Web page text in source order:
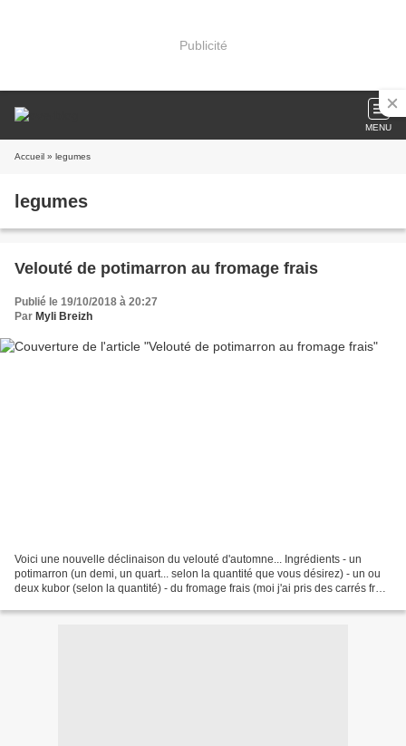
Publicité
MENU
Accueil » legumes
legumes
Velouté de potimarron au fromage frais
Publié le 19/10/2018 à 20:27
Par Myli Breizh
Voici une nouvelle déclinaison du velouté d'automne... Ingrédients - un
potimarron (un demi, un quart... selon la quantité que vous désirez) - un ou
deux kubor (selon la quantité) - du fromage frais (moi j'ai pris des carrés frais